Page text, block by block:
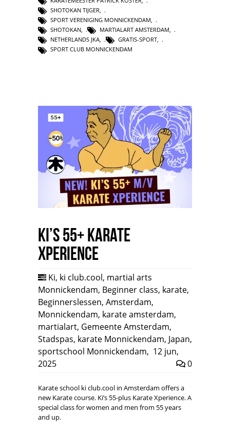
SHOTOKAN TIJGER,
SPORT VERENIGING MONNICKENDAM,
SHOTOKAN, MARTIALART AMSTERDAM,
NETHERLANDS JKA, GRATIS-SPORT,
SPORT CLUB MONNICKENDAM
Ki’s 55+ Karate
Xperience
Ki, ki club.cool, martial arts
Monnickendam, Beginner class, karate,
Beginnerslessen, Amsterdam,
Monnickendam, karate amsterdam,
martialart, Gemeente Amsterdam,
Stadspas, karate Monnickendam, Japan,
sportschool Monnickendam, 12 jun,
2025
0
Karate school ki club.cool in Amsterdam offers a
new Karate course. Ki’s 55-plus Karate Xperience. A
special class for women and men from 55 years
and up.